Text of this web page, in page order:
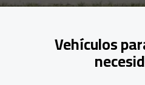
Vehículos